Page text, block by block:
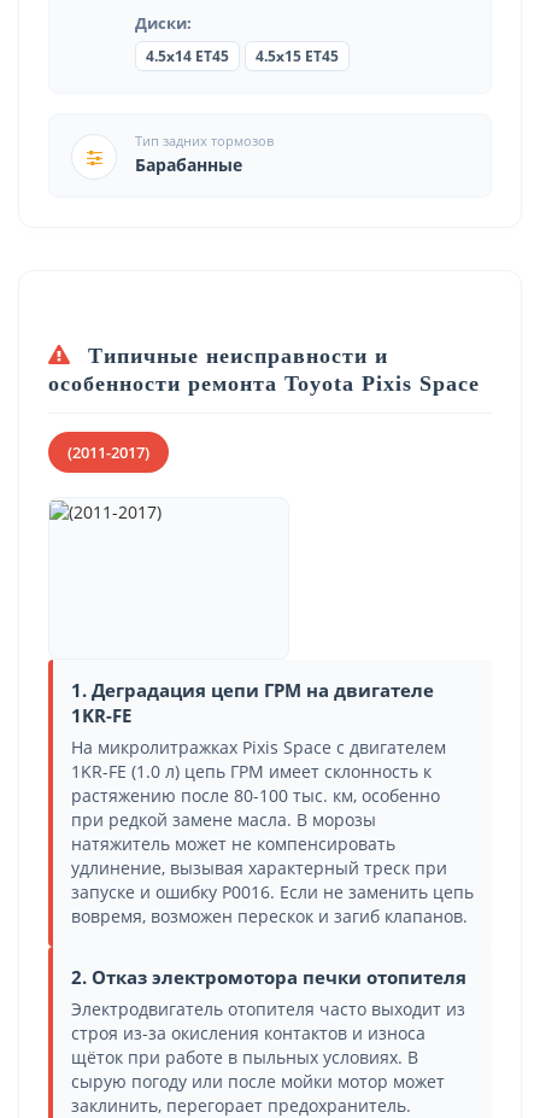
Диски:
4.5x14 ET45 4.5x15 ET45
Тип задних тормозов
Барабанные
Типичные неисправности и
особенности ремонта Toyota Pixis Space
(2011-2017)
1. Деградация цепи ГРМ на двигателе
1KR-FE
На микролитражках Pixis Space с двигателем
1KR-FE (1.0 л) цепь ГРМ имеет склонность к
растяжению после 80-100 тыс. км, особенно
при редкой замене масла. В морозы
натяжитель может не компенсировать
удлинение, вызывая характерный треск при
запуске и ошибку P0016. Если не заменить цепь
вовремя, возможен перескок и загиб клапанов.
2. Отказ электромотора печки отопителя
Электродвигатель отопителя часто выходит из
строя из-за окисления контактов и износа
щёток при работе в пыльных условиях. В
сырую погоду или после мойки мотор может
заклинить, перегорает предохранитель.